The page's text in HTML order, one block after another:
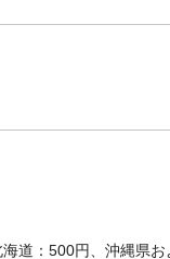
道：500円、沖縄県